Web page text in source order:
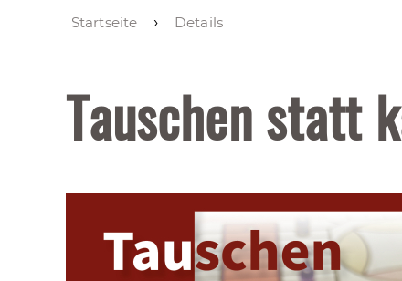
Startseite Details
Tauschen statt